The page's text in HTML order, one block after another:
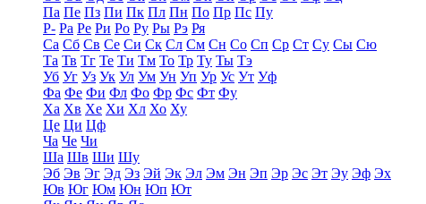
Па Пе Пз Пи Пк Пл Пн По Пр Пс Пу
Р- Ра Ре Ри Ро Ру Ры Рэ Ря
Са Сб Св Се Си Ск Сл См Сн Со Сп Ср Ст Су Сы Сю
Та Тв Тг Те Ти Тм То Тр Ту Ты Тэ
Уб Уг Уз Ук Ул Ум Ун Уп Ур Ус Ут Уф
Фа Фе Фи Фл Фо Фр Фс Фт Фу
Ха Хв Хе Хи Хл Хо Ху
Це Ци Цф
Ча Че Чи
Ша Шв Ши Шу
Эб Эв Эг Эд Эз Эй Эк Эл Эм Эн Эп Эр Эс Эт Эу Эф Эх
Юв Юг Юм Юн Юп Ют